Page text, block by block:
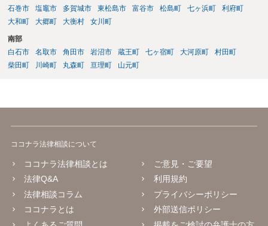
石巻市
塩竈市 多賀城市 東松島市 富谷市 松島町 七ヶ浜町
利府町
大和町
大郷町 大衡村 女川町
南部
白石市
名取市 角田市 岩沼市 蔵王町 七ヶ宿町 大河原町
村田町
柴田町
川崎町 丸森町 亘理町 山元町
ココナラ法律相談について
ココナラ法律相談とは
法律Q&A
法律相談コラム
ココナラとは
ご意見・ご要望
利用規約
プライバシーポリシー
外部送信ポリシー